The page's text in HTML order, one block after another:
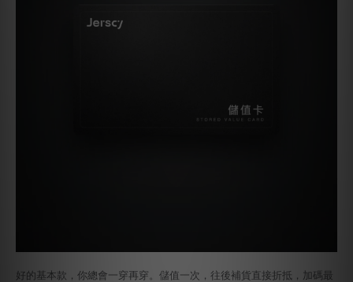
好的基本款，你總會一穿再穿。儲值一次，往後補貨直接折抵，加碼最